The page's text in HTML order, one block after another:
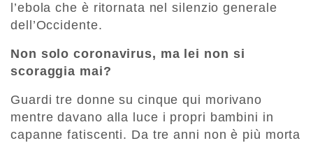
l’ebola che è ritornata nel silenzio generale
dell’Occidente.
Non solo coronavirus, ma lei non si
scoraggia mai?
Guardi tre donne su cinque qui morivano
mentre davano alla luce i propri bambini in
capanne fatiscenti. Da tre anni non è più morta